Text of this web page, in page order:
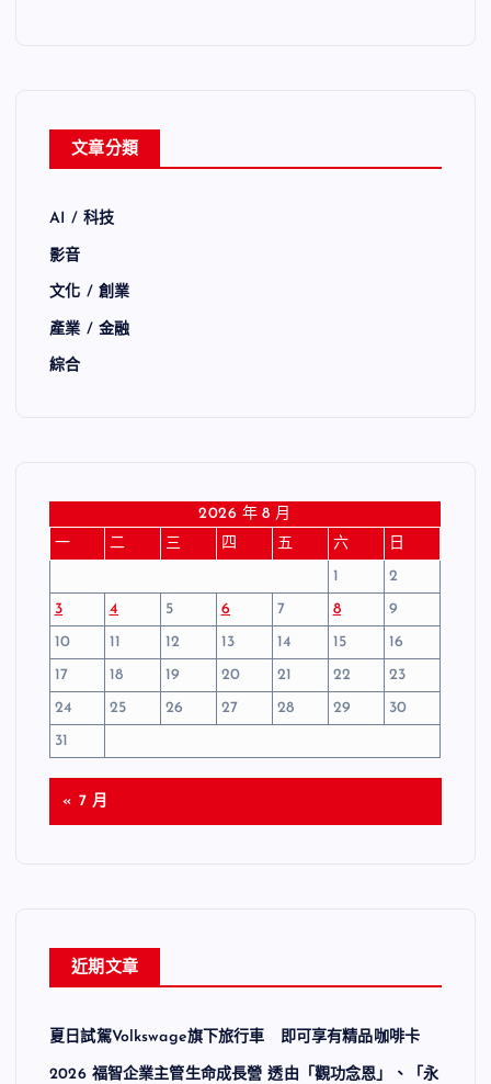
文章分類
AI / 科技
影音
文化 / 創業
產業 / 金融
綜合
2026 年 8 月
一
二 三 四 五 六
日
1
2
3
4 5 6 7 8
9
10
11 12 13 14 15
16
17
18 19 20 21 22
23
24
25 26 27 28 29
30
31
« 7 月
近期文章
夏日試駕Volkswage旗下旅行車 即可享有精品咖啡卡
2026 福智企業主管生命成長營 透由「觀功念恩」、「永